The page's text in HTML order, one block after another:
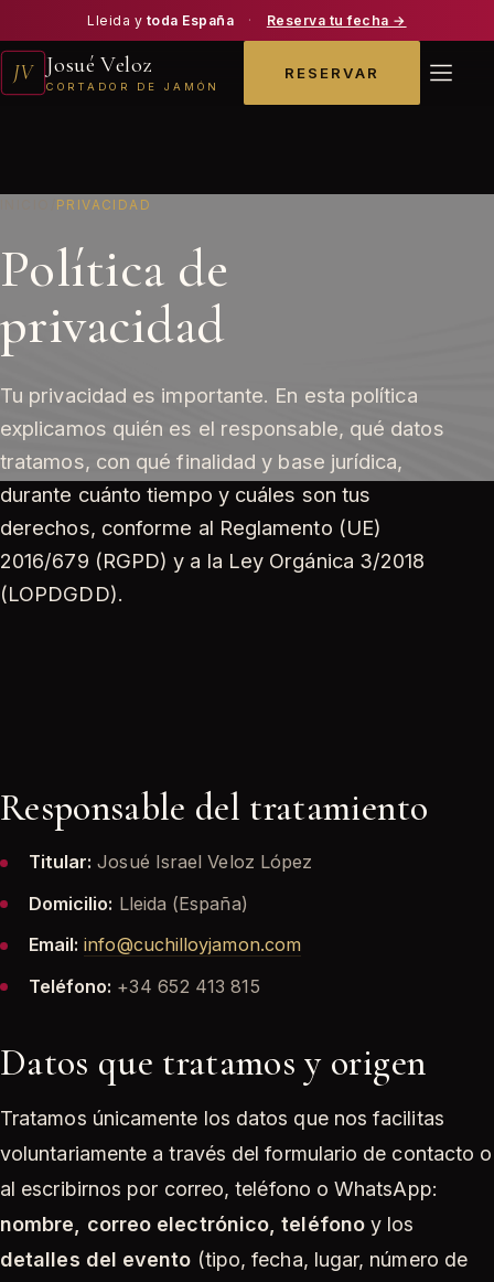
Lleida y toda España · Reserva tu fecha →
JV Josué Veloz
CORTADOR DE JAMÓN
RESERVAR
PRIVACIDAD
Política de
privacidad
Tu privacidad es importante. En esta política
explicamos quién es el responsable, qué datos
tratamos, con qué finalidad y base jurídica,
durante cuánto tiempo y cuáles son tus
derechos, conforme al Reglamento (UE)
2016/679 (RGPD) y a la Ley Orgánica 3/2018
(LOPDGDD).
Responsable del tratamiento
Titular: Josué Israel Veloz López
Domicilio: Lleida (España)
Email: info@cuchilloyjamon.com
Teléfono: +34 652 413 815
Datos que tratamos y origen
Tratamos únicamente los datos que nos facilitas
voluntariamente a través del formulario de contacto o
al escribirnos por correo, teléfono o WhatsApp:
nombre, correo electrónico, teléfonoy los
detalles del evento (tipo, fecha, lugar, número de